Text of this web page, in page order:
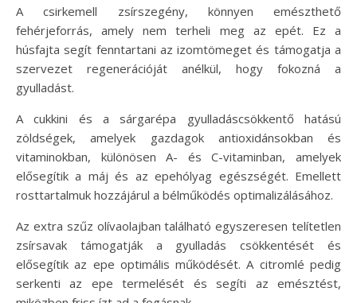
A csirkemell zsírszegény, könnyen emészthető
fehérjeforrás, amely nem terheli meg az epét. Ez a
húsfajta segít fenntartani az izomtömeget és támogatja a
szervezet regenerációját anélkül, hogy fokozná a
gyulladást.
A cukkini és a sárgarépa gyulladáscsökkentő hatású
zöldségek, amelyek gazdagok antioxidánsokban és
vitaminokban, különösen A- és C-vitaminban, amelyek
elősegítik a máj és az epehólyag egészségét. Emellett
rosttartalmuk hozzájárul a bélműködés optimalizálásához.
Az extra szűz olívaolajban található egyszeresen telítetlen
zsírsavak támogatják a gyulladás csökkentését és
elősegítik az epe optimális működését. A citromlé pedig
serkenti az epe termelését és segíti az emésztést,